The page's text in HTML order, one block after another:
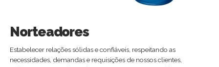
Norteadores
Estabelecer relações sólidas e confiáveis, respeitando as
necessidades, demandas e requisições de nossos clientes,